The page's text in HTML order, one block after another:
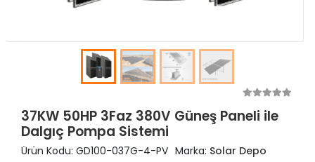
37KW 50HP 3Faz 380V Güneş Paneli ile
Dalgıç Pompa Sistemi
Ürün Kodu: GD100-037G-4-PV Marka: Solar Depo